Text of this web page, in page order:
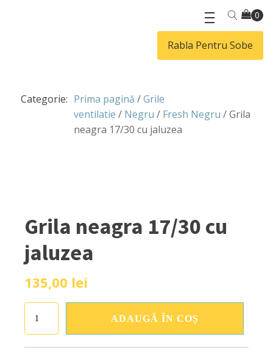
Rabla Pentru Sobe
Categorie: Prima pagină /Grile
ventilatie / Negru / Fresh Negru / Grila
neagra 17/30 cu jaluzea
Grila neagra 17/30 cu
jaluzea
135,00 lei
neagra
17/30
ADAUGĂ ÎN COȘ